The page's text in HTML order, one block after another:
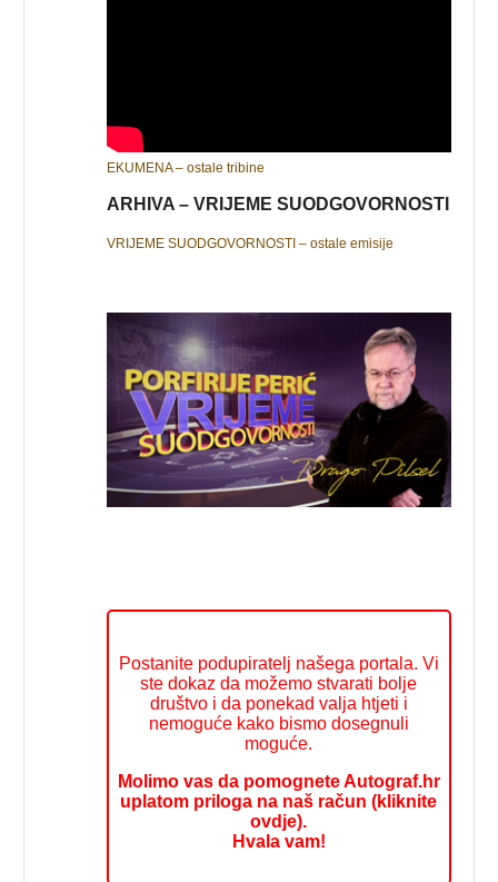
EKUMENA – ostale tribine
ARHIVA – VRIJEME SUODGOVORNOSTI
VRIJEME SUODGOVORNOSTI – ostale emisije
Postanite podupiratelj našega portala. Vi
ste dokaz da možemo stvarati bolje
društvo i da ponekad valja htjeti i
nemoguće kako bismo dosegnuli
moguće.
Molimo vas da pomognete Autograf.hr
uplatom priloga na naš račun (kliknite
ovdje).
Hvala vam!